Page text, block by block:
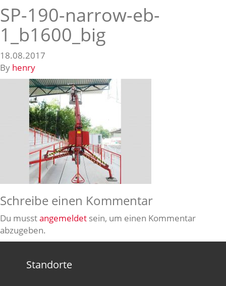
SP-190-narrow-eb-
1_b1600_big
18.08.2017
By henry
Schreibe einen Kommentar
Du musstangemeldet sein, um einen Kommentar
abzugeben.
Standorte